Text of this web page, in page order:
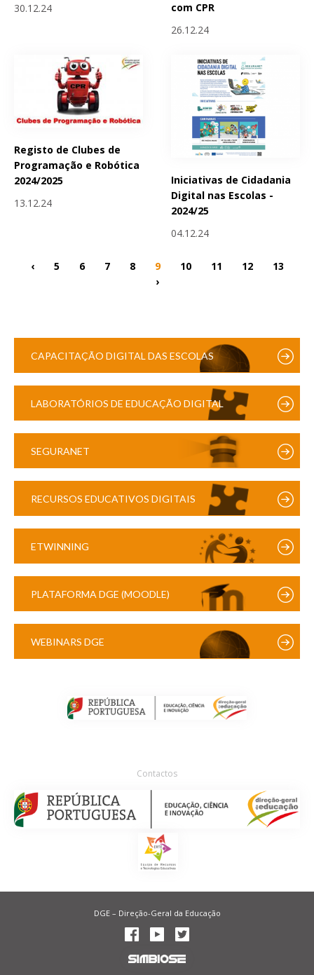
30.12.24
com CPR
26.12.24
Registo de Clubes de
Programação e Robótica
2024/2025
13.12.24
Iniciativas de Cidadania
Digital nas Escolas -
2024/25
04.12.24
‹ 5 6 7 8 9 10 11 12
13
›
CAPACITAÇÃO DIGITAL DAS ESCOLAS
LABORATÓRIOS DE EDUCAÇÃO DIGITAL
SEGURANET
RECURSOS EDUCATIVOS DIGITAIS
ETWINNING
PLATAFORMA DGE (MOODLE)
WEBINARS DGE
Contactos
DGE – Direção-Geral da Educação